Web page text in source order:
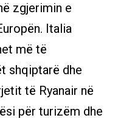
zgjerimin e
Italia
më të
shqiptarë dhe
të Ryanair në
për turizëm dhe